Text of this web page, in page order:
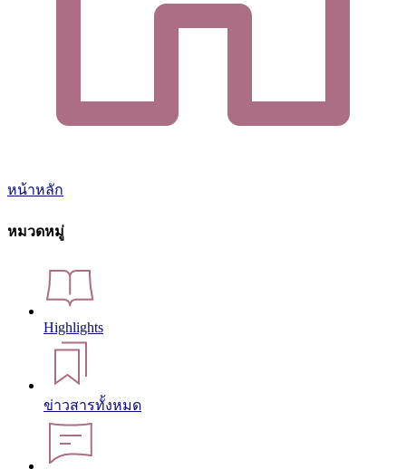
หน้าหลัก
หมวดหมู่
Highlights
ข่าวสารทั้งหมด